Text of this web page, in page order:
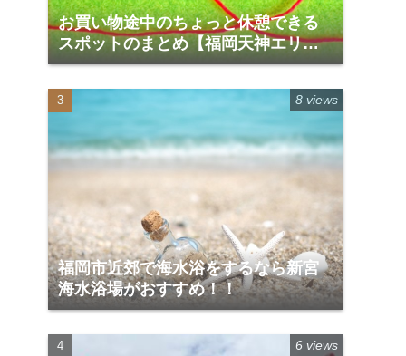
お買い物途中のちょっと休憩できる
スポットのまとめ【福岡天神エリア
編】
福岡市近郊で海水浴をするなら新宮
海水浴場がおすすめ！！
8 views
6 views